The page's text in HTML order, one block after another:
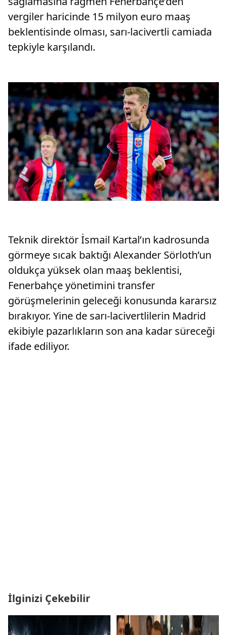
vergiler haricinde 15 milyon euro maaş
beklentisinde olması, sarı-lacivertli camiada
tepkiyle karşılandı.
Teknik direktör İsmail Kartal’ın kadrosunda
görmeye sıcak baktığı Alexander Sörloth’un
oldukça yüksek olan maaş beklentisi,
Fenerbahçe yönetimini transfer
görüşmelerinin geleceği konusunda kararsız
bırakıyor. Yine de sarı-lacivertlilerin Madrid
ekibiyle pazarlıkların son ana kadar süreceği
ifade ediliyor.
İlginizi Çekebilir